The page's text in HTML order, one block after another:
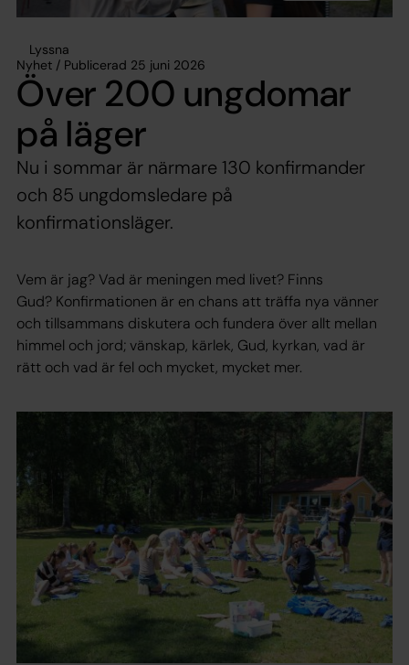
Lyssna
Nyhet / Publicerad 25 juni 2026
Över 200 ungdomar
på läger
Nu i sommar är närmare 130 konfirmander
och 85 ungdomsledare på
konfirmationsläger.
Vem är jag? Vad är meningen med livet? Finns
Gud? Konfirmationen är en chans att träffa nya vänner
och tillsammans diskutera och fundera över allt mellan
himmel och jord; vänskap, kärlek, Gud, kyrkan, vad är
rätt och vad är fel och mycket, mycket mer.